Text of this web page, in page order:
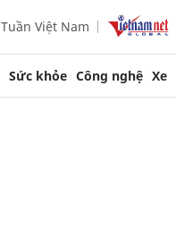
Tuần Việt Nam
Sức khỏe Công nghệ Xe